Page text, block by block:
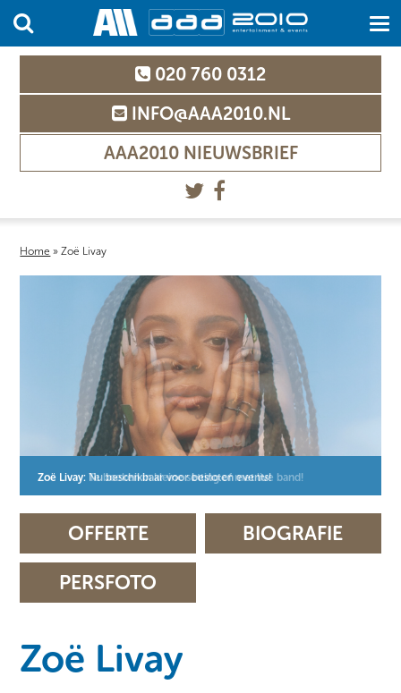
020 760 0312
INFO@AAA2010.NL
AAA2010 NIEUWSBRIEF
Home »Zoë Livay
Zoë Livay: Nu beschikbaar voor besloten events!
Zoë Livay: Te boeken in kleine setting of met live band!
Zoë Livay: Nu beschikbaar voor besloten events!
Zoë Livay: Te boeken in kleine setting of met live band!
Zoë Livay: Nu beschikbaar voor besloten events!
Zoë Livay: Te boeken in kleine setting of met live band!
OFFERTE BIOGRAFIE
PERSFOTO
Zoë Livay